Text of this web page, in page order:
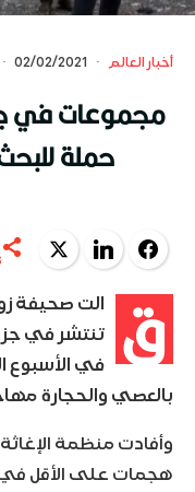
أخبار العالم ·
02/02/2021
·
مجموعات في
حملة
Facebook
LinkedIn
Twitter
ق
الت صحيفة
تنتشر في جزر
في
بالعصي والحجارة
وأفادت منظمة
هجمات على الأقل